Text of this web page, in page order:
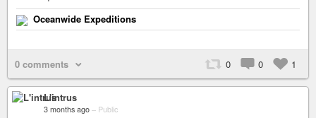
Oceanwide Expeditions
0 comments 0 0 1
L'intrus
3 months ago – Public